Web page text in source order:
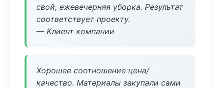
свой, ежевечерняя уборка. Результат
соответствует проекту.
— Клиент компании
Хорошее соотношение цена/
качество. Материалы закупали сами